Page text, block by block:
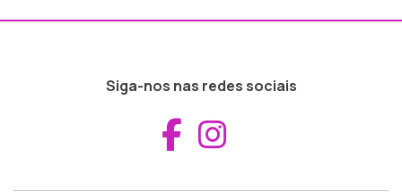
Siga-nos nas redes sociais
Aceder ao